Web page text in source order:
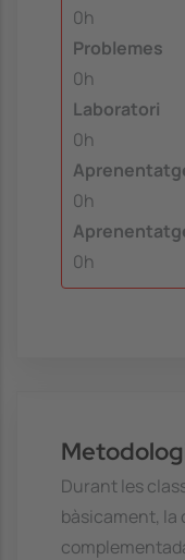
0h
Problemes
0h
Laboratori
0h
0h
0h
Durant les
bàsicament, la